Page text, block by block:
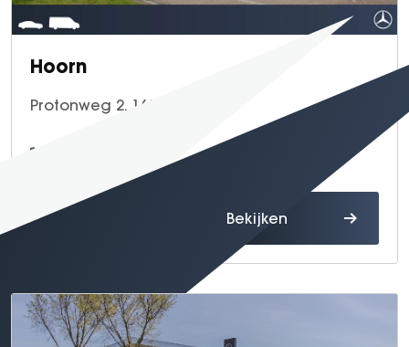
Hoorn
Protonweg 2, 1627 LD Hoorn
Route Bekijken